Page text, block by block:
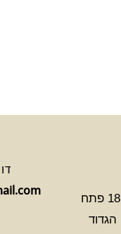
יעל רום 18 פתח
הגדוד